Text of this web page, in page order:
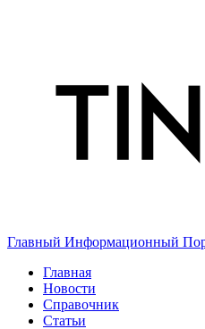
Главный Информационный
Главная
Новости
Справочник
Статьи